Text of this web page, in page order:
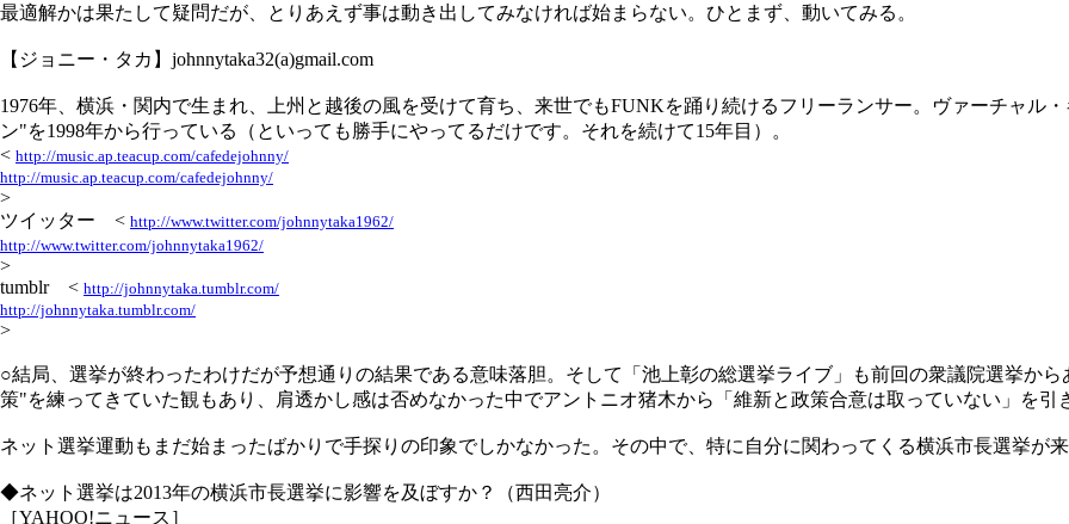
最適解かは果たして疑問だが、とりあえず事は動き出してみなければ始まらない。ひとまず、動いてみる。
【ジョニー・タカ】johnnytaka32(a)gmail.com
1976年、横浜・関内で生まれ、上州と越後の風を受けて育ち、来世でもFUNKを踊り続けるフリーランサー。ヴァーチャル
ン"を1998年から行っている（といっても勝手にやってるだけです。それを続けて15年目）。
< http://music.ap.teacup.com/cafedejohnny/
http://music.ap.teacup.com/cafedejohnny/
>
ツイッター < http://www.twitter.com/johnnytaka1962/
http://www.twitter.com/johnnytaka1962/
>
tumblr < http://johnnytaka.tumblr.com/
http://johnnytaka.tumblr.com/
>
○結局、選挙が終わったわけだが予想通りの結果である意味落胆。そして「池上彰の総選挙ライブ」も前回の衆議院選挙か
策"を練ってきていた観もあり、肩透かし感は否めなかった中でアントニオ猪木から「維新と政策合意は取っていない」を引
ネット選挙運動もまだ始まったばかりで手探りの印象でしかなかった。その中で、特に自分に関わってくる横浜市長選挙が来
◆ネット選挙は2013年の横浜市長選挙に影響を及ぼすか？（西田亮介）
［YAHOO!ニュース］